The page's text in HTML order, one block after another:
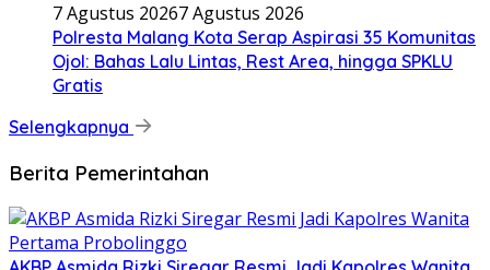
7 Agustus 20267 Agustus 2026
Polresta Malang Kota Serap Aspirasi 35 Komunitas
Ojol: Bahas Lalu Lintas, Rest Area, hingga SPKLU
Gratis
Selengkapnya
Berita Pemerintahan